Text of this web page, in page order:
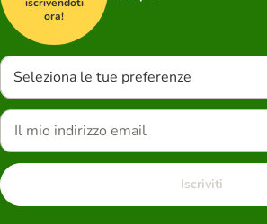
ora!
Seleziona le tue preferenze
Iscriviti